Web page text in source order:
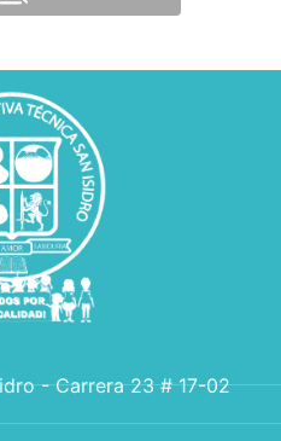
- Carrera 23 # 17-02